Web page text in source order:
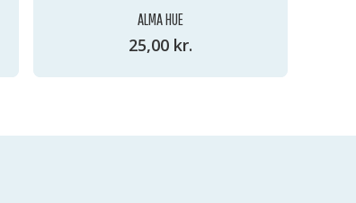
ALMA HUE
25,00 kr.